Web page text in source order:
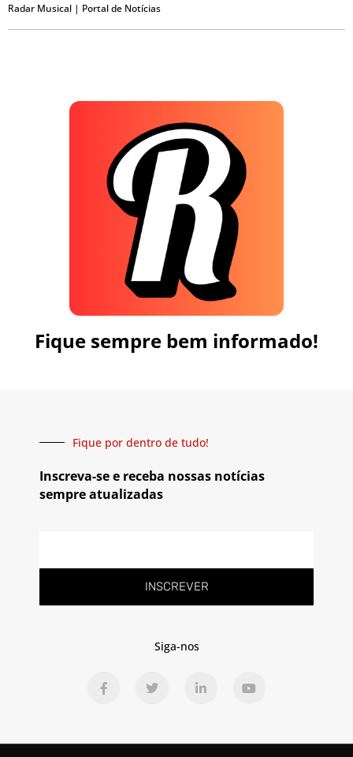
Radar Musical | Portal de Notícias
Fique sempre bem informado!
Fique por dentro de tudo!
Inscreva-se e receba nossas notícias
sempre atualizadas
INSCREVER
Siga-nos